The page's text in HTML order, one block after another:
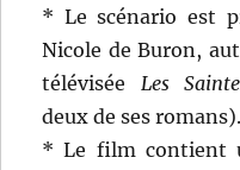
* Le scénario est
Nicole de Buron,
télévisée Les
deux de ses romans).
* Le film contient